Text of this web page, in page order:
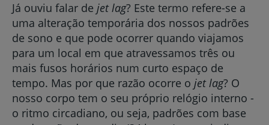
Já ouviu falar de jet lag? Este termo refere-se a
uma alteração temporária dos nossos padrões
de sono e que pode ocorrer quando viajamos
para um local em que atravessamos três ou
mais fusos horários num curto espaço de
tempo. Mas por que razão ocorre o jet lag? O
nosso corpo tem o seu próprio relógio interno -
o ritmo circadiano, ou seja, padrões com base